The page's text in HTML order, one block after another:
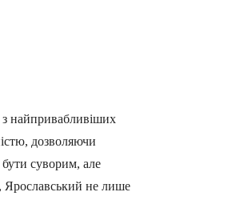
найпривабливіших
дозволяючи
суворим, але
Ярославський не лише